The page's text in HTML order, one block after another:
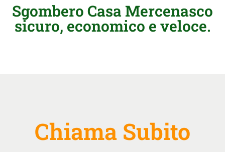
Sgombero Casa Mercenasco
sicuro, economico e veloce.
Chiama Subito